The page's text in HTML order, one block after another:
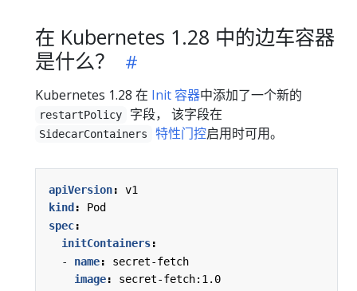
在 Kubernetes 1.28 中的边车容器
是什么？
Kubernetes 1.28 在 Init 容器中添加了一个新的
restartPolicy 字段， 该字段在
SidecarContainers 特性门控启用时可用。
apiVersion:
v1
kind :
Pod
spec:
initContainers:
- name:
secret-fetch
image:
secret-fetch:1.0